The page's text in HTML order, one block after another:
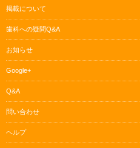
掲載について
歯科への疑問Q&A
お知らせ
Google+
Q&A
問い合わせ
ヘルプ